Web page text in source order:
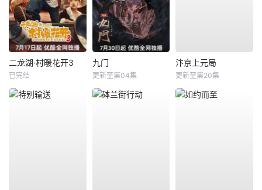
二龙湖·村暖花开3
已完结
九门
更新至第04集
汴京上元局
更新至第20集